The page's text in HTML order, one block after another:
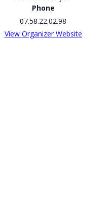
Phone
07.58.22.02.98
View Organizer Website